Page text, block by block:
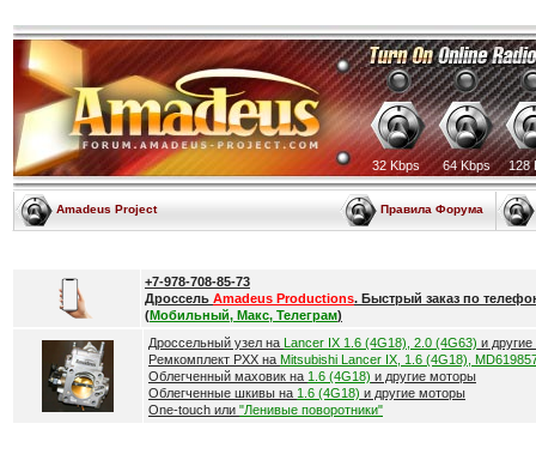
32 Kbps 64 Kbps 128
Amadeus Project Правила Форума
+7-978-708-85-73
Дроссель Amadeus Productions. Быстрый заказ по
(Мобильный, Макс, Телеграм)
Дроссельный узел на Lancer IX 1.6 (4G18), 2.0 (4G63) и
Ремкомплект РХХ на Mitsubishi Lancer IX, 1.6 (4G18),
Облегченный маховик на 1.6 (4G18) и другие моторы
Облегченные шкивы на 1.6 (4G18) и другие моторы
One-touch или "Ленивые поворотники"